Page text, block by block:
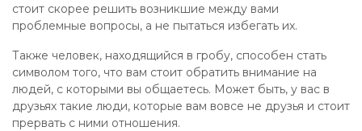
стоит скорее решить возникшие между вами
проблемные вопросы, а не пытаться избегать их.
Также человек, находящийся в гробу, способен стать
символом того, что вам стоит обратить внимание на
людей, с которыми вы общаетесь. Может быть, у вас в
друзьях такие люди, которые вам вовсе не друзья и стоит
прервать с ними отношения.